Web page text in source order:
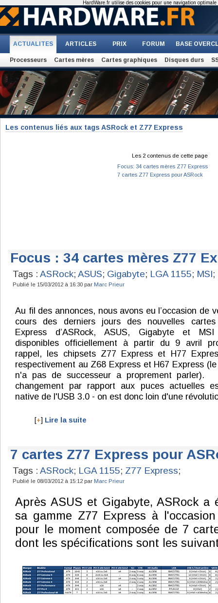
ACTUALITES ARTICLES PRIX FORUM BASE
Processeurs Cartes mères Cartes graphiques Disques durs
Les contenus liés aux tags ASRock et Z77 Express
Les 2 contenus de cette page
Focus: 34 cartes mères Z77 Express
7 cartes Z77 Express pour ASRock
Focus : 34 cartes mères Z77
Tags : ASRock; ASUS; Gigabyte; LGA 1155; MSI;
Publié le 15/03/2012 à 16:30 par Marc Prieur
Au fil des annonces, nous avons eu l’occasion de
cours des derniers jours des nouvelles
Express d’ASRock, ASUS, Gigabyte et
disponibles officiellement à partir du 9 avril
rappel, les chipsets Z77 Express et H77
respectivement au Z68 Express et H67 Express
n'a pas de successeur a proprement parler).
changement par rapport aux puces actuelles
native de l'USB 3.0 - on est donc loin d'une
[+] Lire la suite
7 cartes Z77 Express pour
Tags : ASRock; LGA 1155; Z77 Express;
Publié le 08/03/2012 à 15:12 par Marc Prieur
Après ASUS et Gigabyte, ASRock a
sa gamme Z77 Express à
pour le moment composée de 7
dont les spécifications sont les
HardWare.fr utilise des cookies pour une navigation